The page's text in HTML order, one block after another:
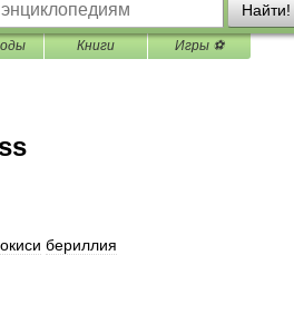
Найти!
Книги Игры ⚽
окиси бериллия